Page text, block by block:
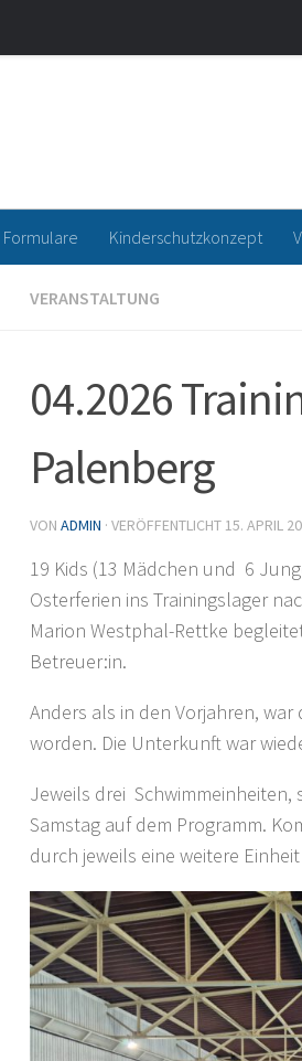
Formulare Kinderschutzkonzept
VERANSTALTUNG
04.2026
Palenberg
VON ADMIN · VERÖFFENTLICHT 15. APRIL
19 Kids (13 Mädchen und 6
Osterferien ins Trainingslager
Marion Westphal-Rettke
Betreuer:in.
Anders als in den Vorjahren,
worden. Die Unterkunft war
Jeweils drei Schwimmeinheiten,
Samstag auf dem Programm.
durch jeweils eine weitere